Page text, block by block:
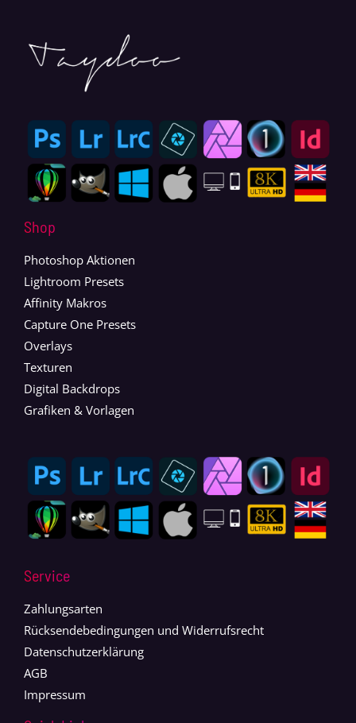
Shop
Photoshop Aktionen
Lightroom Presets
Affinity Makros
Capture One Presets
Overlays
Texturen
Digital Backdrops
Grafiken & Vorlagen
Service
Zahlungsarten
Rücksendebedingungen und Widerrufsrecht
Datenschutzerklärung
AGB
Impressum